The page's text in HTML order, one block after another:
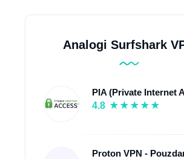
Analogi Surfshark
PIA (Private Internet
4.8
Proton VPN -